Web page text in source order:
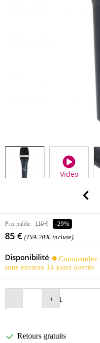
Video
Prix public 119 € -29%
85 € (TVA 20% incluse)
Disponibilité
Commandez
sous environ 14 jours ouvrés
Retours gratuits